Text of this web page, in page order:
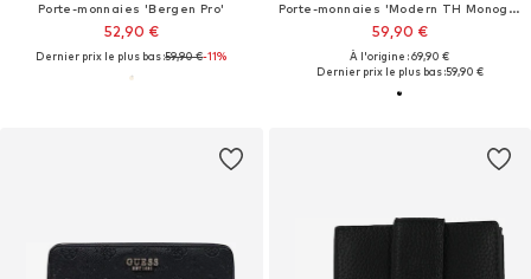
Porte-monnaies 'Bergen Pro'
52,90 €
Dernier prix le plus bas :59,90 €-11%
Porte-monnaies 'Modern TH Monogram Turn Lock Trifold'
59,90 €
À l'origine : 69,90 €
Dernier prix le plus bas :59,90 €